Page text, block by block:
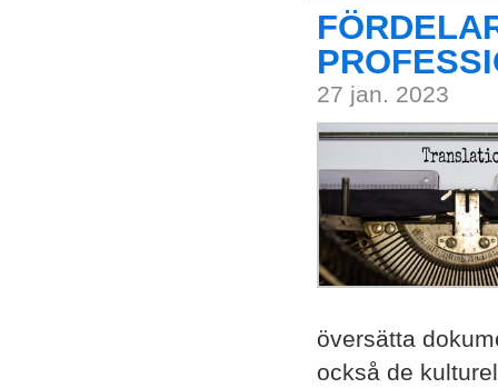
27 jan. 2023
översätta
också de